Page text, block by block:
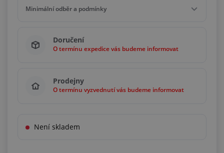
Minimální odběr a podmínky
7,00 m²
Násobky 7,00 m²
Doručení
O termínu expedice vás budeme informovat
Prodejny
O termínu vyzvednutí vás budeme informovat
Není skladem